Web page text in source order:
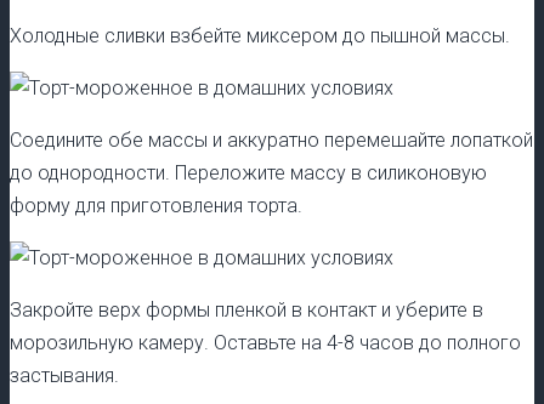
Холодные сливки взбейте миксером до пышной массы.
Соедините обе массы и аккуратно перемешайте лопаткой
до однородности. Переложите массу в силиконовую
форму для приготовления торта.
Закройте верх формы пленкой в контакт и уберите в
морозильную камеру. Оставьте на 4-8 часов до полного
застывания.